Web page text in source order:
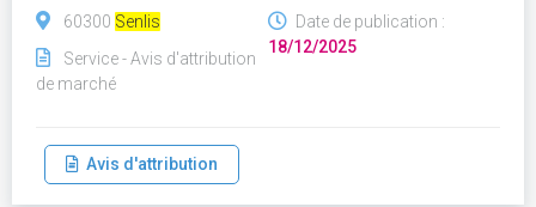
60300 Senlis
Service - Avis d'attribution
de marché
Date de publication :
18/12/2025
Avis d'attribution